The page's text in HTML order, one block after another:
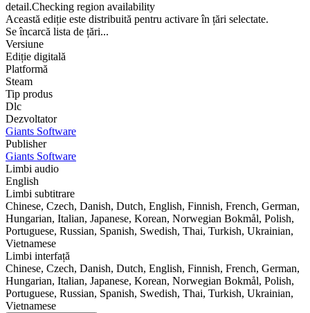
detail.Checking region availability
Această ediție este distribuită pentru activare în țări selectate.
Se încarcă lista de țări...
Versiune
Ediție digitală
Platformă
Steam
Tip produs
Dlc
Dezvoltator
Giants Software
Publisher
Giants Software
Limbi audio
English
Limbi subtitrare
Chinese, Czech, Danish, Dutch, English, Finnish, French, German,
Hungarian, Italian, Japanese, Korean, Norwegian Bokmål, Polish,
Portuguese, Russian, Spanish, Swedish, Thai, Turkish, Ukrainian,
Vietnamese
Limbi interfață
Chinese, Czech, Danish, Dutch, English, Finnish, French, German,
Hungarian, Italian, Japanese, Korean, Norwegian Bokmål, Polish,
Portuguese, Russian, Spanish, Swedish, Thai, Turkish, Ukrainian,
Vietnamese